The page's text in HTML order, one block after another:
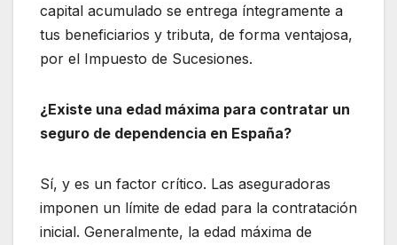
capital acumulado se entrega íntegramente a
tus beneficiarios y tributa, de forma ventajosa,
por el Impuesto de Sucesiones.
¿Existe una edad máxima para contratar un
seguro de dependencia en España?
Sí, y es un factor crítico. Las aseguradoras
imponen un límite de edad para la contratación
inicial. Generalmente, la edad máxima de